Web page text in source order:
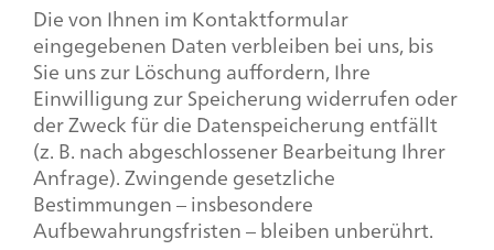
Die von Ihnen im Kontaktformular
eingegebenen Daten verbleiben bei uns, bis
Sie uns zur Löschung auffordern, Ihre
Einwilligung zur Speicherung widerrufen oder
der Zweck für die Datenspeicherung entfällt
(z. B. nach abgeschlossener Bearbeitung Ihrer
Anfrage). Zwingende gesetzliche
Bestimmungen – insbesondere
Aufbewahrungsfristen – bleiben unberührt.